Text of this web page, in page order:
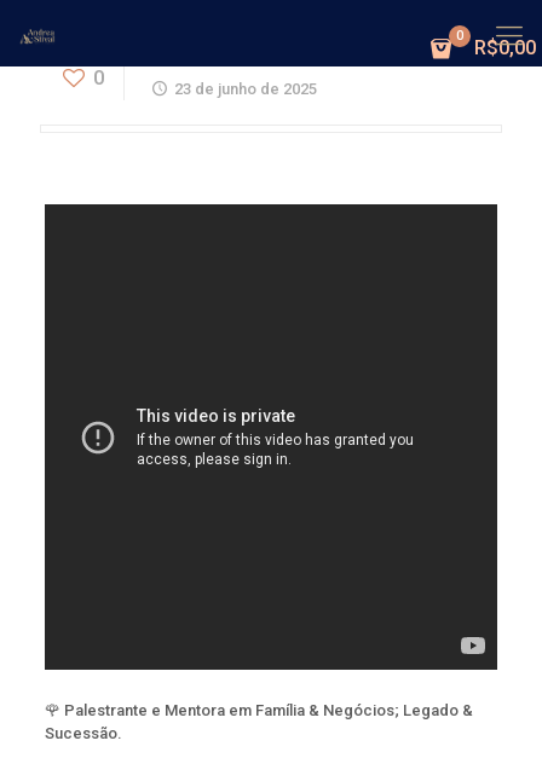
0
R$0,00
0
Estudo Bíblico Quaresmal 2025 – 29/40
23 de junho de 2025
🌹 Palestrante e Mentora em Família & Negócios; Legado &
Sucessão.